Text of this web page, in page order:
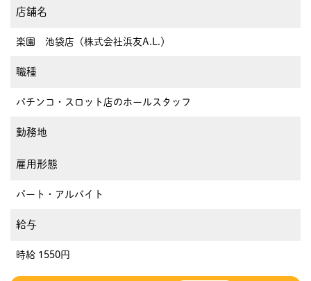
店舗名
楽園 池袋店（株式会社浜友A.L.）
職種
パチンコ・スロット店のホールスタッフ
勤務地
雇用形態
パート・アルバイト
給与
時給 1550円